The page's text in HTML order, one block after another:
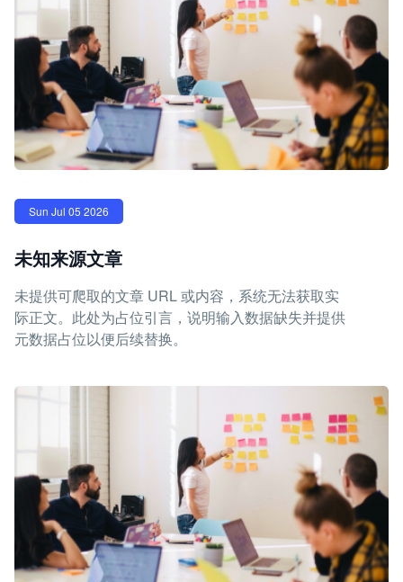
Sun Jul 05 2026
未知来源文章
未提供可爬取的文章 URL 或内容，系统无法获取实
际正文。此处为占位引言，说明输入数据缺失并提供
元数据占位以便后续替换。